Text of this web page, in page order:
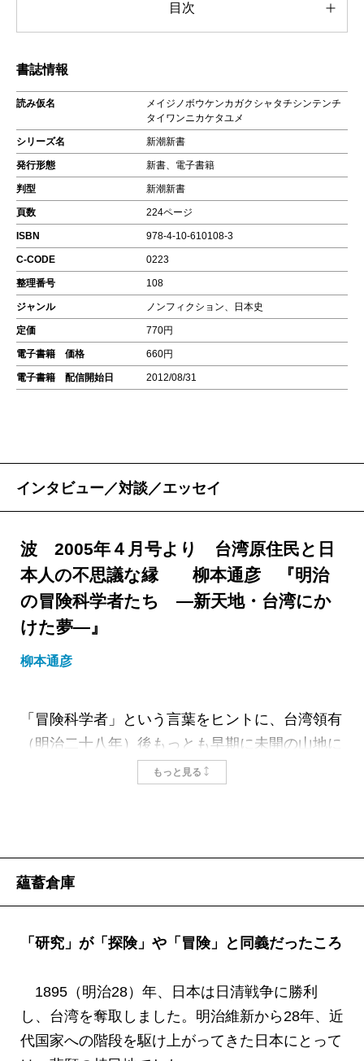
目次
書誌情報
読み仮名
メイジノボウケンカガクシャタチシンテンチ
タイワンニカケタユメ
シリーズ名 新潮新書
発行形態 新書、電子書籍
判型 新潮新書
頁数 224ページ
ISBN 978-4-10-610108-3
C-CODE 0223
整理番号 108
ジャンル ノンフィクション、日本史
定価 770円
電子書籍 価格 660円
電子書籍 配信開始日 2012/08/31
インタビュー／対談／エッセイ
波 2005年４月号より 台湾原住民と日
本人の不思議な縁 柳本通彦 『明治
の冒険科学者たち ―新天地・台湾にか
けた夢―』
柳本通彦
「冒険科学者」という言葉をヒントに、台湾領有
（明治二十八年）後もっとも早期に未開の山地に
分け入り、生涯をかけて台湾研究に邁進した日本
を極めるが、彼らは次第に山に住む人々との間に
しかし、日本人と台湾原住民の交流は、その後決
の支配に服するのに二十余年の時間を要したし、
そのあとも凄惨な抗日事件がやまなかった。そし
て、働ける男という男を南洋の激戦地に狩り出し
もっと見る
蘊蓄倉庫
「研究」が「探険」や「冒険」と同義だったころ
1895（明治28）年、日本は日清戦争に勝利
し、台湾を奪取しました。明治維新から28年、近
代国家への階段を駆け上がってきた日本にとって